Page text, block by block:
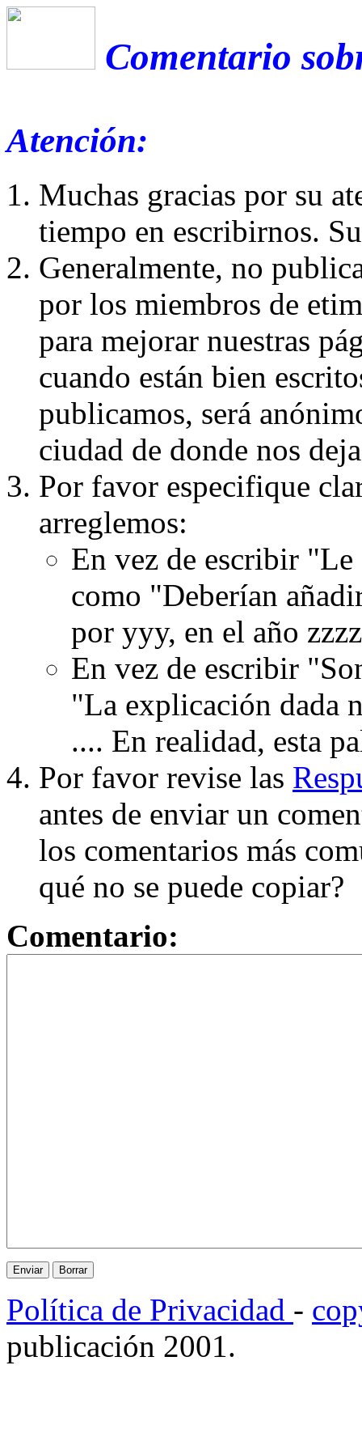
Comentario
Atención:
Muchas gracias por su
tiempo en escribirnos.
Generalmente, no
por los miembros de
para mejorar nuestras
cuando están bien
publicamos, será
ciudad de donde nos
Por favor especifique
arreglemos:
En vez de escribir
como "Deberían
por yyy, en el año
En vez de escribir
"La explicación dada
.... En realidad, esta
Por favor revise las
antes de enviar un
los comentarios más
qué no se puede copiar?
Comentario:
Política de Privacidad -
publicación 2001.